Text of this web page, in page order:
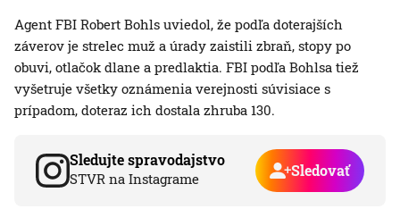
Agent FBI Robert Bohls uviedol, že podľa doterajších
záverov je strelec muž a úrady zaistili zbraň, stopy po
obuvi, otlačok dlane a predlaktia. FBI podľa Bohlsa tiež
vyšetruje všetky oznámenia verejnosti súvisiace s
prípadom, doteraz ich dostala zhruba 130.
Sledujte spravodajstvo
STVR na Instagrame Sledovať